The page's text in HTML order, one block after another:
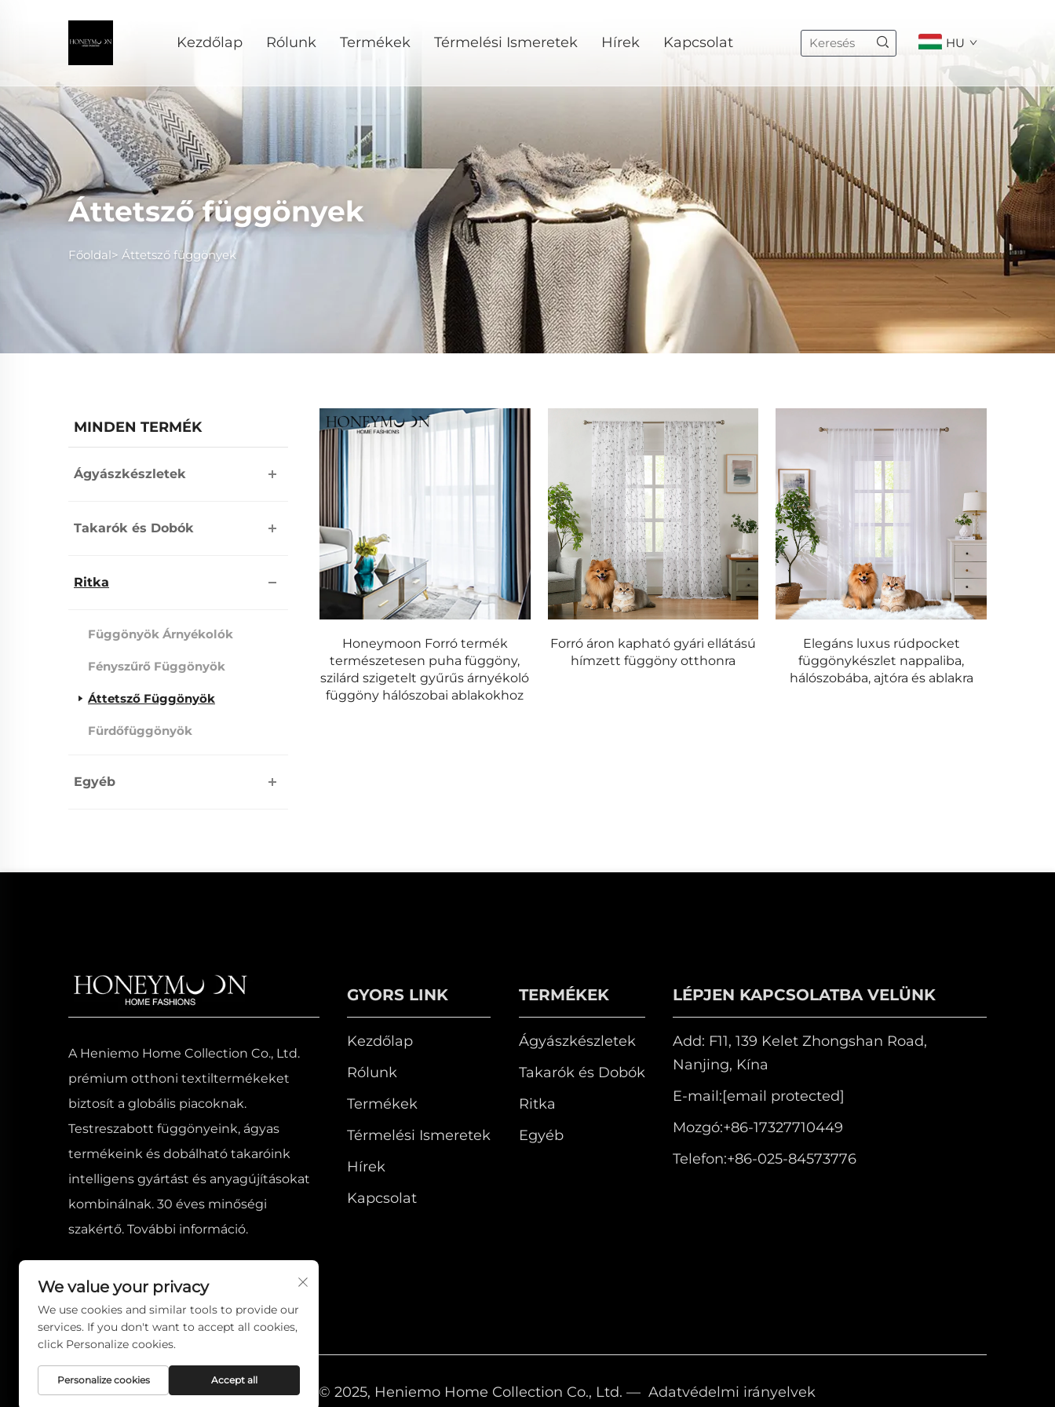
Kezdőlap Rólunk Termékek Térmelési Ismeretek Hírek Kapcsolat HU
Áttetsző függönyek
Főoldal> Áttetsző függönyek
MINDEN TERMÉK
Ágyászkészletek
Takarók és Dobók
Ritka
Függönyök Árnyékolók
Fényszűrő Függönyök
Áttetsző Függönyök
Fürdőfüggönyök
Egyéb
Honeymoon Forró termék
természetesen puha függöny,
szilárd szigetelt gyűrűs árnyékoló
függöny hálószobai ablakokhoz
Forró áron kapható gyári ellátású
hímzett függöny otthonra
Elegáns luxus rúdpocket
függönykészlet nappaliba,
hálószobába, ajtóra és ablakra
A Heniemo Home Collection Co., Ltd.
prémium otthoni textiltermékeket
biztosít a globális piacoknak.
Testreszabott függönyeink, ágyas
termékeink és dobálható takaróink
intelligens gyártást és anyagújításokat
kombinálnak. 30 éves minőségi
szakértő. További információ.
GYORS LINK
Kezdőlap
Rólunk
Termékek
Térmelési Ismeretek
Hírek
Kapcsolat
TERMÉKEK
Ágyászkészletek
Takarók és Dobók
Ritka
Egyéb
LÉPJEN KAPCSOLATBA VELÜNK
Add: F11, 139 Kelet Zhongshan Road,
Nanjing, Kína
E-mail:[email protected]
Mozgó:+86-17327710449
Telefon:+86-025-84573776
Szerzői jog © 2025, Heniemo Home Collection Co., Ltd. — Adatvédelmi irányelvek
We value your privacy
We use cookies and similar tools to provide our
services. If you don't want to accept all cookies,
click Personalize cookies.
Personalize cookies Accept all